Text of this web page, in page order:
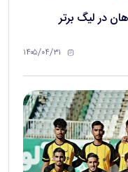
در لیگ برتر
۱۴۰۵/۰۴/۳۱